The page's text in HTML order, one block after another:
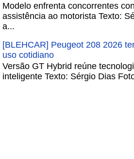
Modelo enfrenta concorrentes
assistência ao motorista Texto:
a...
[BLEHCAR] Peugeot 208 2026
uso cotidiano
Versão GT Hybrid reúne
inteligente Texto: Sérgio Dias